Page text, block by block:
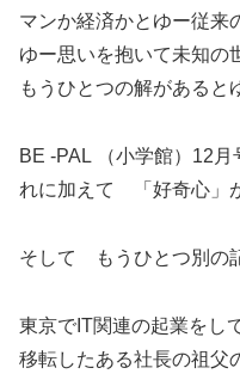
マンか経済かとゆー従
ゆー思いを抱いて未知
もうひとつの解があると
BE -PAL （小学館）12
れに加えて 「好奇心」
そして もうひとつ別の
東京でIT関連の起業をし
移転したある社長の祖父